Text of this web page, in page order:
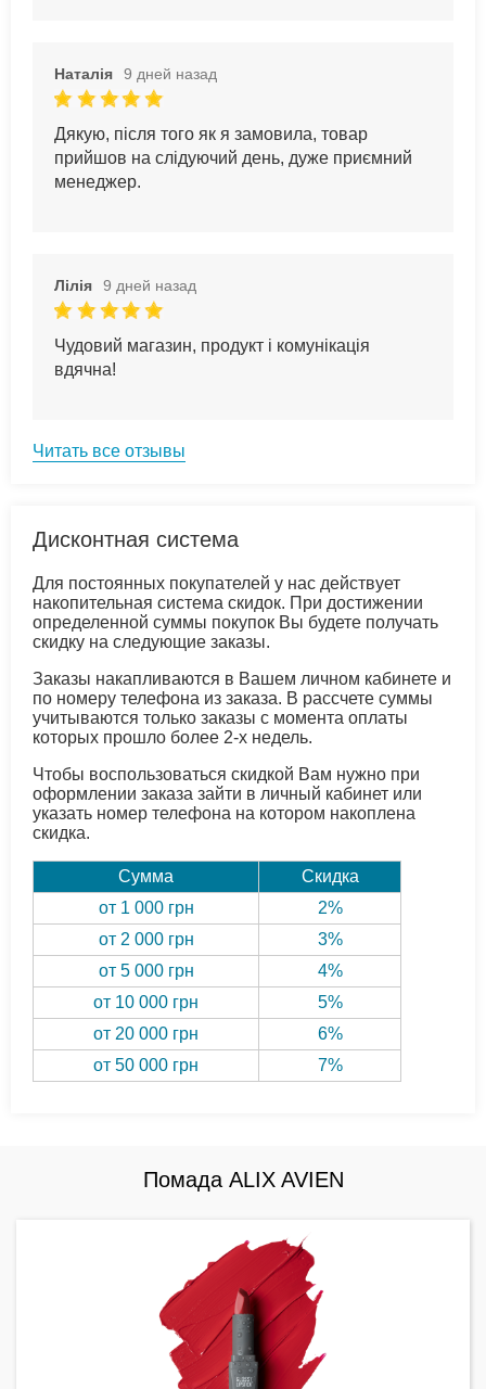
Наталія 9 дней назад
Дякую, після того як я замовила, товар
прийшов на слідуючий день, дуже приємний
менеджер.
Лілія 9 дней назад
Чудовий магазин, продукт і комунікація
вдячна!
Читать все отзывы
Дисконтная система
Для постоянных покупателей у нас действует
накопительная система скидок. При достижении
определенной суммы покупок Вы будете получать
скидку на следующие заказы.
Заказы накапливаются в Вашем личном кабинете и
по номеру телефона из заказа. В рассчете суммы
учитываются только заказы с момента оплаты
которых прошло более 2-х недель.
Чтобы воспользоваться скидкой Вам нужно при
оформлении заказа зайти в личный кабинет или
указать номер телефона на котором накоплена
скидка.
Сумма
Скидка
от 1 000 грн
2%
от 2 000 грн
3%
от 5 000 грн
4%
от 10 000 грн
5%
от 20 000 грн
6%
от 50 000 грн
7%
Помада ALIX AVIEN